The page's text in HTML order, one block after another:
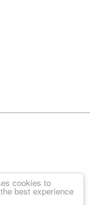
cookies to
best experience